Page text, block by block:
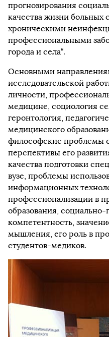
прогнозирования
качества жизни
хроническими
профессиональными
города и села“.
Основными
исследовательской
личности,
медицине, социология
геронтология,
медицинского
философские проблемы
перспективы его
качества подготовки
вузе, проблемы
информационных
профессионализации в
образования, социально-
компетентность,
мышления, его роль в
студентов-медиков.